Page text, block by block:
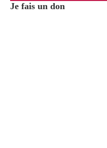
Je fais un don